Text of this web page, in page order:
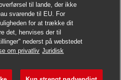
jobbet
til lande, der ikke
svarende til EU. For
for at trække dit
det, henvises der til
nederst på webstedet
om privatliv Juridisk